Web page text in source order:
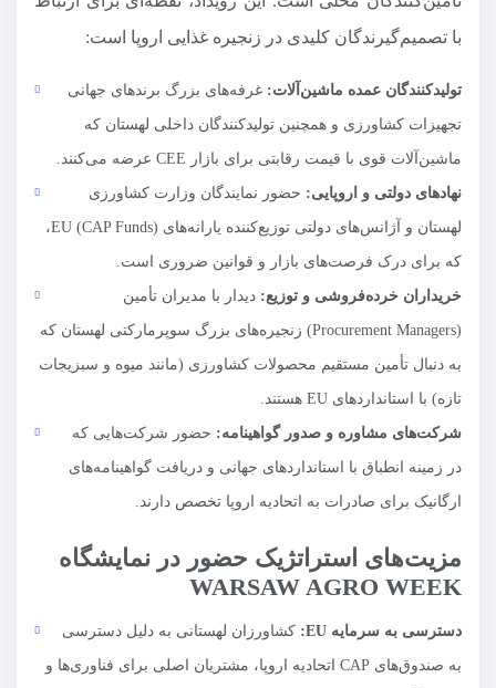
با تصمیم‌گیرندگان کلیدی در زنجیره غذایی اروپا است:
تولیدکنندگان عمده ماشین‌آلات: غرفه‌های بزرگ برندهای جهانی
تجهیزات کشاورزی و همچنین تولیدکنندگان داخلی لهستان که
ماشین‌آلات قوی با قیمت رقابتی برای بازار CEE عرضه می‌کنند.
نهادهای دولتی و اروپایی: حضور نمایندگان وزارت کشاورزی
لهستان و آژانس‌های دولتی توزیع‌کننده یارانه‌های EU (CAP Funds)،
که برای درک فرصت‌های بازار و قوانین ضروری است.
خریداران خرده‌فروشی و توزیع: دیدار با مدیران تأمین
(Procurement Managers) زنجیره‌های بزرگ سوپرمارکتی لهستان که
به دنبال تأمین مستقیم محصولات کشاورزی (مانند میوه و سبزیجات
تازه) با استانداردهای EU هستند.
شرکت‌های مشاوره و صدور گواهینامه: حضور شرکت‌هایی که
در زمینه انطباق با استانداردهای جهانی و دریافت گواهینامه‌های
ارگانیک برای صادرات به اتحادیه اروپا تخصص دارند.
مزیت‌های استراتژیک حضور در نمایشگاه
WARSAW AGRO WEEK
دسترسی به سرمایه EU
: کشاورزان لهستانی به دلیل دسترسی
به صندوق‌های CAP اتحادیه اروپا، مشتریان اصلی برای فناوری‌ها و